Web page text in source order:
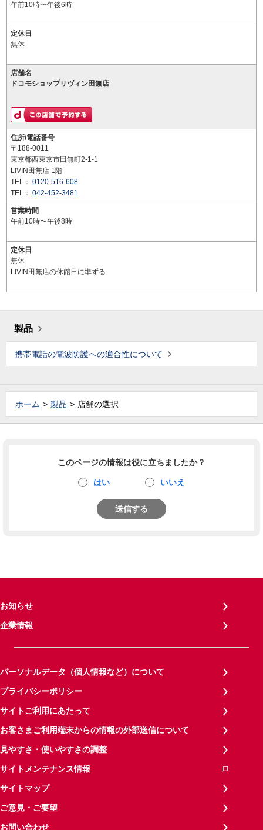
午前10時〜午後6時
定休日
無休
店舗名
ドコモショップリヴィン田無店
住所/電話番号
〒188-0011
東京都西東京市田無町2-1-1
LIVIN田無店 1階
TEL： 0120-516-608
TEL： 042-452-3481
営業時間
午前10時〜午後8時
定休日
無休
LIVIN田無店の休館日に準ずる
製品
携帯電話の電波防護への適合性について
ホーム 製品 店舗の選択
このページの情報は役に立ちましたか？
はい いいえ
送信する
お知らせ
企業情報
パーソナルデータ（個人情報など）について
プライバシーポリシー
サイトご利用にあたって
お客さまご利用端末からの情報の外部送信について
見やすさ・使いやすさの調整
サイトメンテナンス情報
サイトマップ
ご意見・ご要望
お問い合わせ